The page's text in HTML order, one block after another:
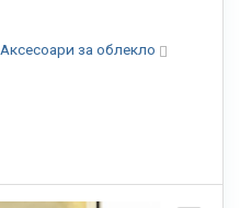
Аксесоари за облекло